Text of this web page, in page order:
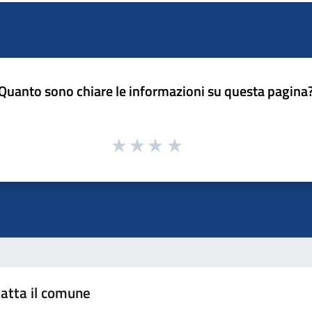
sono chiare le informazioni su questa
il comune